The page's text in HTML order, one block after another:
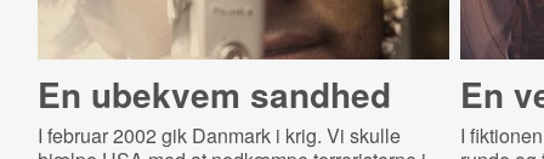
En ubekvem sandhed
I februar 2002 gik Danmark i krig. Vi skulle
En
I